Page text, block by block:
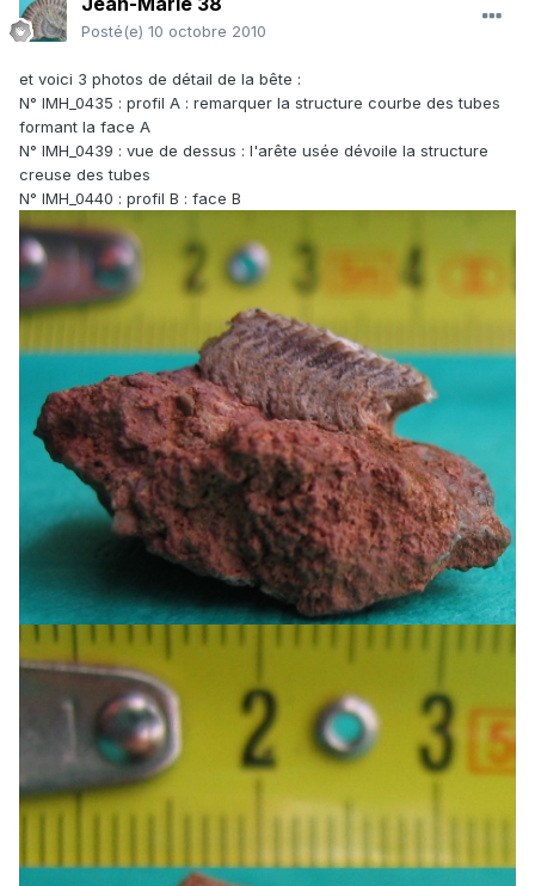
Posté(e) 10 octobre 2010
et voici 3 photos de détail de la bête :
N° IMH_0435 : profil A : remarquer la structure courbe des tubes
formant la face A
N° IMH_0439 : vue de dessus : l'arête usée dévoile la structure
creuse des tubes
N° IMH_0440 : profil B : face B